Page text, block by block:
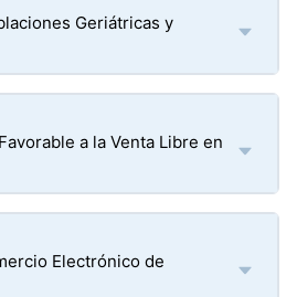
Geriátricas y
a la Venta Libre en
Electrónico de